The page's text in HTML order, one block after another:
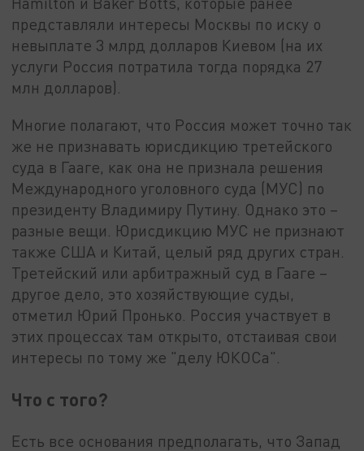
представляли интересы Москвы по иску о
невыплате 3 млрд долларов Киевом (на их
услуги Россия потратила тогда порядка 27
млн долларов).
Многие полагают, что Россия может точно так
же не признавать юрисдикцию третейского
суда в Гааге, как она не признала решения
Международного уголовного суда (МУС) по
президенту Владимиру Путину. Однако это –
разные вещи. Юрисдикцию МУС не признают
также США и Китай, целый ряд других стран.
Третейский или арбитражный суд в Гааге –
другое дело, это хозяйствующие суды,
отметил Юрий Пронько. Россия участвует в
этих процессах там открыто, отстаивая свои
интересы по тому же "делу ЮКОСа".
Что с того?
Есть все основания предполагать, что Запад